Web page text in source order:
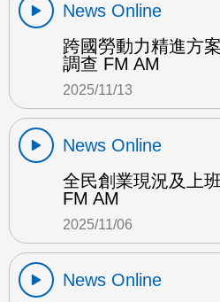
News Online
跨國勞動力精進方
調查 FM AM
2025/11/13
News Online
全民創業現況及上
FM AM
2025/11/06
News Online